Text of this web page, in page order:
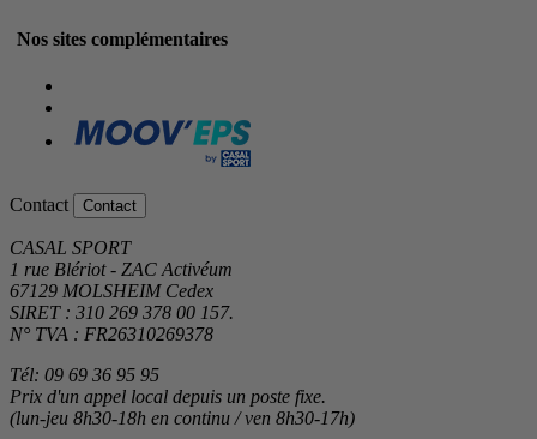
Nos sites complémentaires
Contact Contact
CASAL SPORT
1 rue Blériot - ZAC Activéum
67129 MOLSHEIM Cedex
SIRET : 310 269 378 00 157.
N° TVA : FR26310269378
Tél: 09 69 36 95 95
Prix d'un appel local depuis un poste fixe.
(lun-jeu 8h30-18h en continu / ven 8h30-17h)